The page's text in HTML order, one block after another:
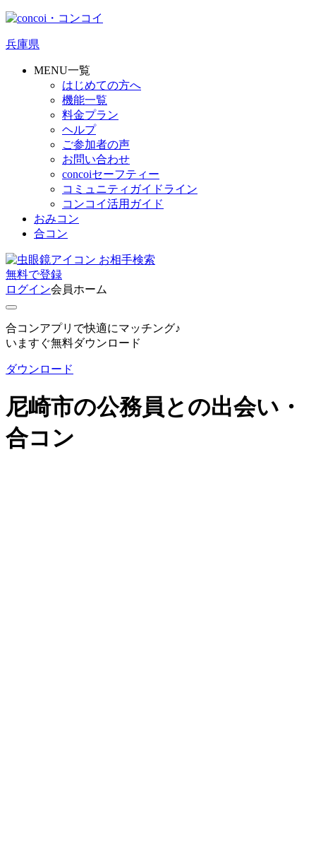
兵庫県
MENU一覧
はじめての方へ
機能一覧
料金プラン
ヘルプ
ご参加者の声
お問い合わせ
concoiセーフティー
コミュニティガイドライン
コンコイ活用ガイド
おみコン
合コン
お相手検索
無料で登録
ログイン会員ホーム
合コンアプリで快適にマッチング♪
いますぐ無料ダウンロード
ダウンロード
尼崎市の公務員との出会い・
合コン